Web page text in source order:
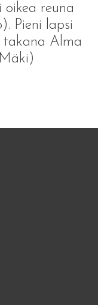
reuna
Pieni lapsi
takana Alma